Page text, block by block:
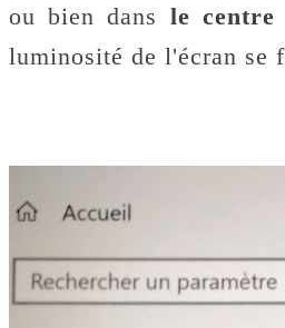
ou bien dans le centre
luminosité de l'écran se